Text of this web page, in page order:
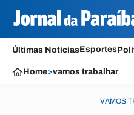
Últimas NotíciasEsportes
Home>vamos trabalhar
VAMOS